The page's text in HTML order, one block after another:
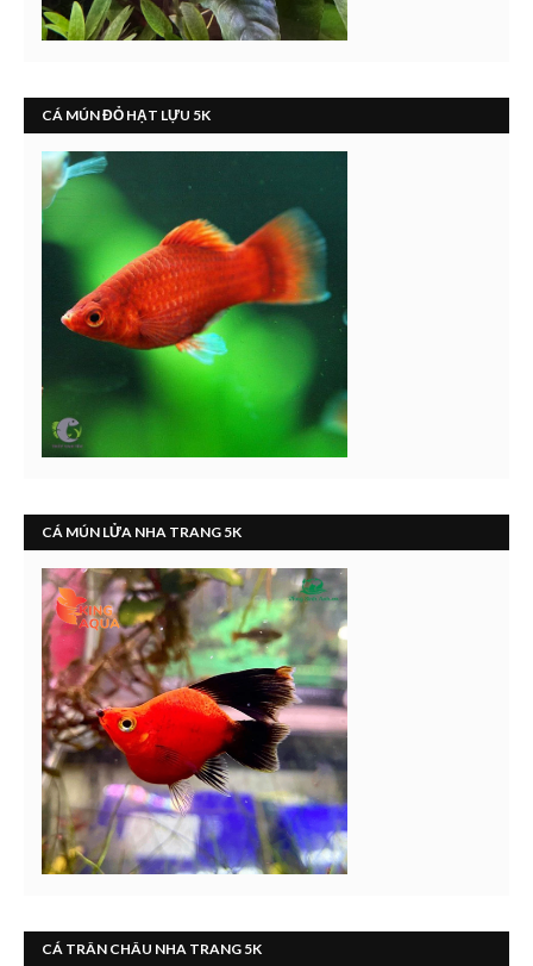
CÁ MÚN ĐỎ HẠT LỰU 5K
CÁ MÚN LỬA NHA TRANG 5K
CÁ TRÂN CHÂU NHA TRANG 5K